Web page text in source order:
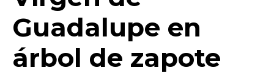
k
Guadalupe en
árbol de zapote